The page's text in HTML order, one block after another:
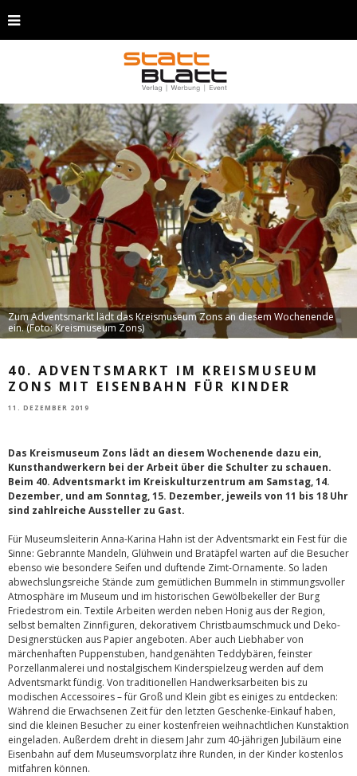
Zum Adventsmarkt lädt das Kreismuseum Zons an diesem Wochenende
ein. (Foto: Kreismuseum Zons)
40. ADVENTSMARKT IM KREISMUSEUM
ZONS MIT EISENBAHN FÜR KINDER
11. DEZEMBER 2019
Das Kreismuseum Zons lädt an diesem Wochenende dazu ein,
Kunsthandwerkern bei der Arbeit über die Schulter zu schauen.
Beim 40. Adventsmarkt im Kreiskulturzentrum am Samstag, 14.
Dezember, und am Sonntag, 15. Dezember, jeweils von 11 bis 18 Uhr
sind zahlreiche Aussteller zu Gast.
Für Museumsleiterin Anna-Karina Hahn ist der Adventsmarkt ein Fest für die
Sinne: Gebrannte Mandeln, Glühwein und Bratäpfel warten auf die Besucher
ebenso wie besondere Seifen und duftende Zimt-Ornamente. So laden
abwechslungsreiche Stände zum gemütlichen Bummeln in stimmungsvoller
Atmosphäre im Museum und im historischen Gewölbekeller der Burg
Friedestrom ein. Textile Arbeiten werden neben Honig aus der Region,
selbst bemalten Zinnfiguren, dekorativem Christbaumschmuck und Deko-
Designerstücken aus Papier angeboten. Aber auch Liebhaber von
märchenhaften Puppenstuben, handgenähten Teddybären, feinster
Porzellanmalerei und nostalgischem Kinderspielzeug werden auf dem
Adventsmarkt fündig. Von traditionellen Handwerksarbeiten bis zu
modischen Accessoires – für Groß und Klein gibt es einiges zu entdecken:
Während die Erwachsenen Zeit für den letzten Geschenke-Einkauf haben,
sind die kleinen Besucher zu einer kostenfreien weihnachtlichen Kunstaktion
eingeladen. Außerdem dreht in diesem Jahr zum 40-jährigen Jubiläum eine
Eisenbahn auf dem Museumsvorplatz ihre Runden, in der Kinder kostenlos
mitfahren können.